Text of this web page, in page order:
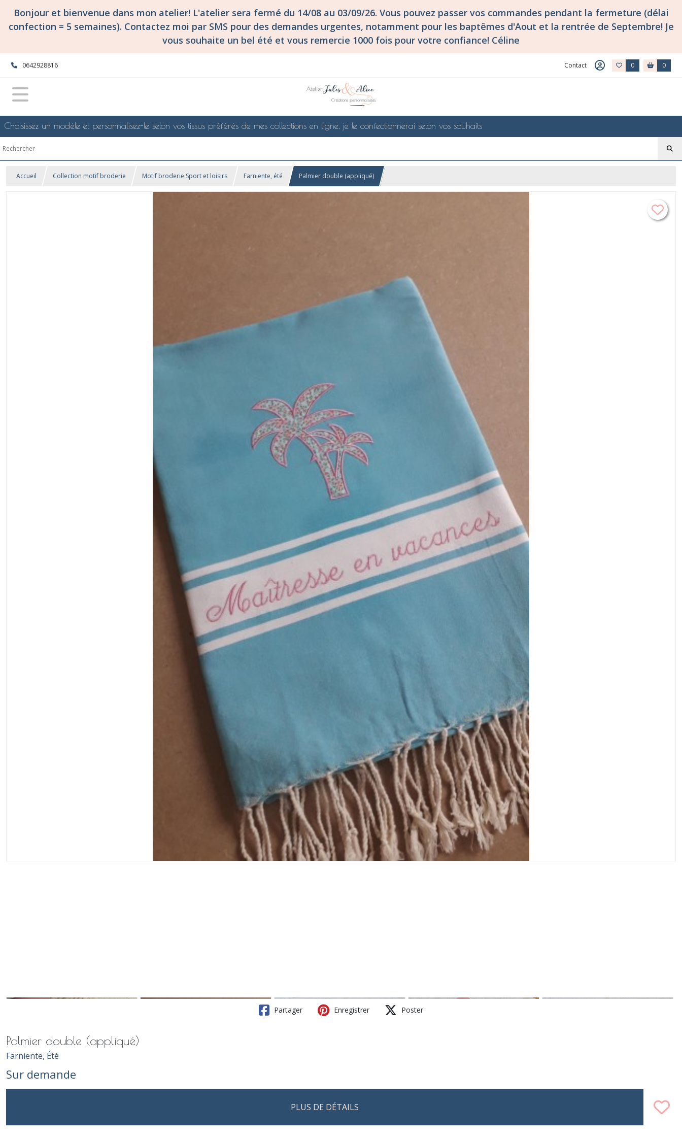
Bonjour et bienvenue dans mon atelier! L'atelier sera fermé du 14/08 au 03/09/26. Vous pouvez passer vos commandes pendant la fermeture (délai
confection = 5 semaines). Contactez moi par SMS pour des demandes urgentes, notamment pour les baptêmes d'Aout et la rentrée de Septembre! Je
vous souhaite un bel été et vous remercie 1000 fois pour votre confiance! Céline
0642928816 Contact 0 0
Choisissez un modèle et personnalisez-le selon vos tissus préférés de mes collections en ligne, je le confectionnerai selon vos souhaits
Accueil Collection motif broderie Motif broderie Sport et loisirs Farniente, été Palmier double (appliqué)
Partager Enregistrer Poster
Palmier double (appliqué)
Farniente, Été
Sur demande
PLUS DE DÉTAILS